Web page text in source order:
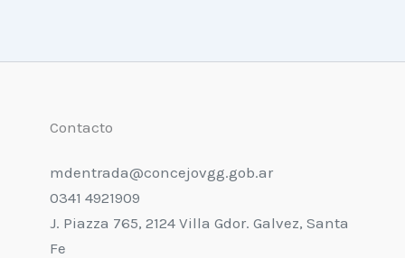
Contacto
mdentrada@concejovgg.gob.ar
0341 4921909
J. Piazza 765, 2124 Villa Gdor. Galvez, Santa
Fe